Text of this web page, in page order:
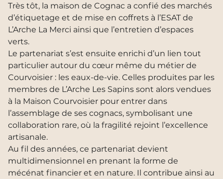
Très tôt, la maison de Cognac a confié des marchés
d’étiquetage et de mise en coffrets à l’ESAT de
L’Arche La Merci ainsi que l’entretien d’espaces
verts.
Le partenariat s’est ensuite enrichi d’un lien tout
particulier autour du cœur même du métier de
Courvoisier : les eaux-de-vie. Celles produites par les
membres de L’Arche Les Sapins sont alors vendues
à la Maison Courvoisier pour entrer dans
l’assemblage de ses cognacs, symbolisant une
collaboration rare, où la fragilité rejoint l’excellence
artisanale.
Au fil des années, ce partenariat devient
multidimensionnel en prenant la forme de
mécénat financier et en nature. Il contribue ainsi au